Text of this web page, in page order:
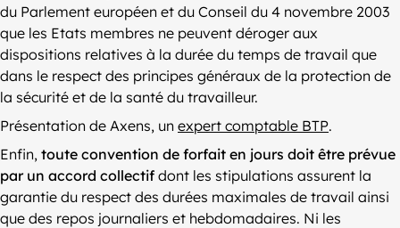
du Parlement européen et du Conseil du 4 novembre 2003
que les Etats membres ne peuvent déroger aux
dispositions relatives à la durée du temps de travail que
dans le respect des principes généraux de la protection de
la sécurité et de la santé du travailleur.
Présentation de Axens, un expert comptable BTP.
Enfin, toute convention de forfait en jours doit être prévue
par un accord collectif dont les stipulations assurent la
garantie du respect des durées maximales de travail ainsi
que des repos journaliers et hebdomadaires. Ni les